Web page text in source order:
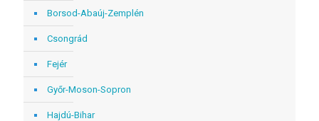
Borsod-Abaúj-Zemplén
Csongrád
Fejér
Győr-Moson-Sopron
Hajdú-Bihar